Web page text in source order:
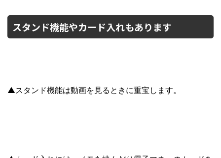
スタンド機能やカード入れもあります
▲スタンド機能は動画を見るときに重宝します。